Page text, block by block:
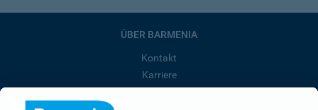
ÜBER BARMENIA
Kontakt
Karriere